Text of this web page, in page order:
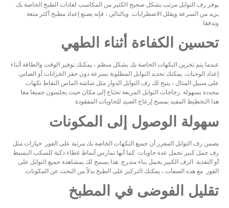
يوفر رف التوابل مرتب بشكل صحيح الكثير من المكاسب لعادات الطبخ الخاصة بك.
يزيد من السرعة ويقلل الاضطرابات. وبالتالي ، فإنه يصنع إعداد مطبخ أكثر متعة
وتدفقا.
تحسين الكفاءة أثناء الطهي
عندما يتم تخزين النكهات الخاصة بك بشكل منظم ، يمكنك توفير الوقت والطاقة أثناء
إعداد الوجبات. يمكنك تحديد التوابل المطلوبة بسرعة دون حفر الخزانات أو الصاني.
على سبيل المثال ، يتيح لك رف التوابل الدوار مثل شاشة الماس التقاط نكهات
محددة بسهولة. زجاجات التوابل المربعة تحتاج إلى مكان حيث يجلسون جميعا معا.
هذا التخطيط المفيد يمسح إزعاج الصيد للحاويات المفقودة.
سهولة الوصول إلى المكونات
يضمن رف التوابل المفرز أن جميع النكهات الخاصة بك مرئية على الفور. خيارات مثل
رف حمل كبير تحمل عدة حاويات. كما أنها تمارس أنماط غطاء ذكية للسكب البسيط
أو التغذية. الرف الكبير يحمل بناء متدرج. هذا يسمح لك بمشاهدة جميع التوابل على
الفور. مع هذه الصفات ، يمكنك التركيز على الطبخ بدلاً من البحث عن المكونات.
تقليل الفوضى في المطبخ